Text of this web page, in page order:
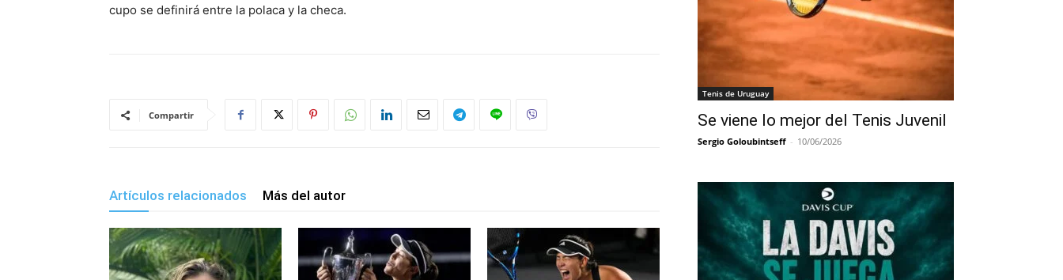
cupo se definirá entre la polaca y la checa.
Compartir
Artículos relacionados Más del autor
Tenis de Uruguay
Se viene lo mejor del Tenis Juvenil
Sergio Goloubintseff - 10/06/2026